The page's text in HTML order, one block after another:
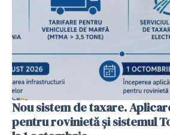
Nou sistem de taxare.
pentru rovinietă şi sistemul